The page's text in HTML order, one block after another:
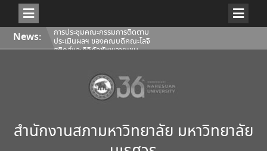
Skip
content
News: การประชุมคณะกรรมการติดตาม
ประเมินผลฯ ของคณบดีคณะโลจิ
สติกส์และดิจิทัลซัพพลายเชน
ครั้งที่ 350 (8/2569) วันเสาร์ที่ 1
สิงหาคม 2569
การประชุมคณะกรรมการติดตาม
ประเมินผลฯ ของคณบดีคณะ
สำนักงานสภามหาวิทยาลัย มหาวิทยาลัย